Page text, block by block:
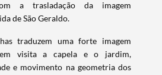
a trasladação da imagem
de São Geraldo.
traduzem uma forte imagem
visita a capela e o jardim,
e movimento na geometria dos